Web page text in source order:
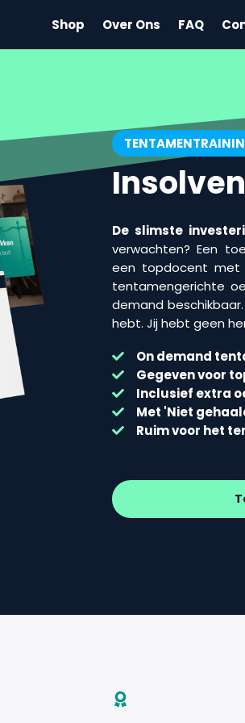
Shop Over Ons FAQ
De slimste
verwachten? Een
een topdocent met
tentamengerichte
demand
hebt. Jij hebt geen
On demand
Gegeven voor
Inclusief extra
Met 'Niet
Ruim voor het